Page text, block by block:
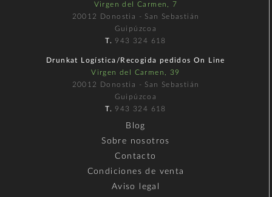
Virgen del Carmen, 7
20012 Donostia - San Sebastián
Guipúzcoa
T. 943 324 618
Drunkat Logística/Recogida pedidos On Line
Virgen del Carmen, 39
20012 Donostia - San Sebastián
Guipúzcoa
T. 943 324 618
Blog
Sobre nosotros
Contacto
Condiciones de venta
Aviso legal